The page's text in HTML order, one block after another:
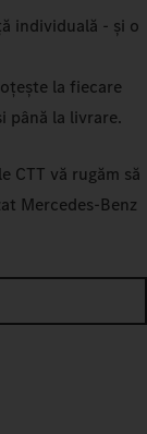
individuală - și o
la fiecare
până la livrare.
CTT vă rugăm să
Mercedes‑Benz